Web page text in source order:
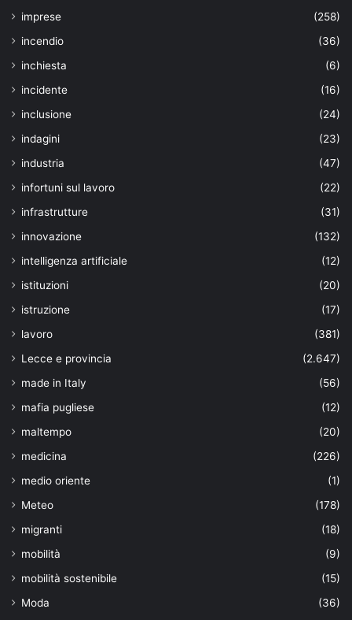
imprese
(258)
incendio
(36)
inchiesta
(6)
incidente
(16)
inclusione
(24)
indagini
(23)
industria
(47)
infortuni sul lavoro
(22)
infrastrutture
(31)
innovazione
(132)
intelligenza artificiale
(12)
istituzioni
(20)
istruzione
(17)
lavoro
(381)
Lecce e provincia
(2.647)
made in Italy
(56)
mafia pugliese
(12)
maltempo
(20)
medicina
(226)
medio oriente
(1)
Meteo
(178)
migranti
(18)
mobilità
(9)
mobilità sostenibile
(15)
Moda
(36)